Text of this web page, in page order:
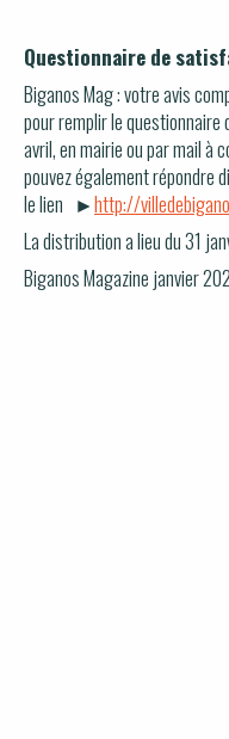
Questionnaire de
Biganos Mag : votre avis
pour remplir le
avril, en mairie ou par mail à
pouvez également répondre
le lien ►http://
La distribution a lieu du 31
Biganos Magazine janvier